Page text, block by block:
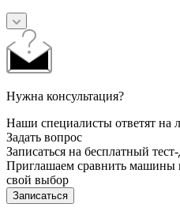
Нужна консультация?
Наши специалисты ответят
Задать вопрос
Записаться на бесплатный
Приглашаем сравнить машины
свой выбор
Записаться